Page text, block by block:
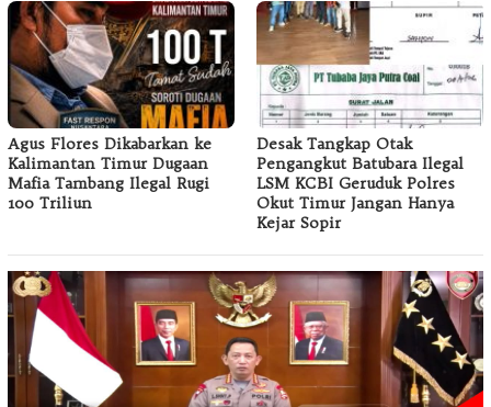
Agus Flores Dikabarkan ke
Kalimantan Timur Dugaan
Mafia Tambang Ilegal Rugi
100 Triliun
Desak Tangkap Otak
Pengangkut Batubara Ilegal
LSM KCBI Geruduk Polres
Okut Timur Jangan Hanya
Kejar Sopir